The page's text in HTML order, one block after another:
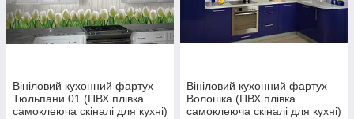
Вініловий кухонний фартух
Тюльпани 01 (ПВХ плівка
самоклеюча скіналі для кухні)
Вініловий кухонний фартух
Волошка (ПВХ плівка
самоклеюча скіналі для кухні)